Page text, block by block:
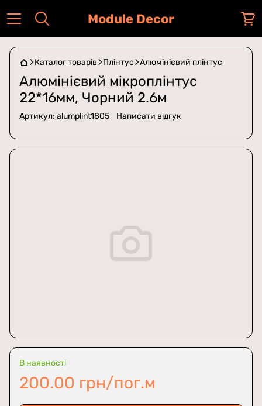
Module Decor
Каталог товарів Плінтус Алюмінієвий плінтус
Алюмінієвий мікроплінтус
22*16мм, Чорний 2.6м
Артикул: alumplint1805 Написати відгук
В наявності
200.00 грн/пог.м